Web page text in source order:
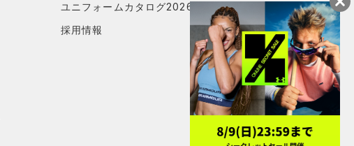
ユニフォームカタログ2026
採用情報